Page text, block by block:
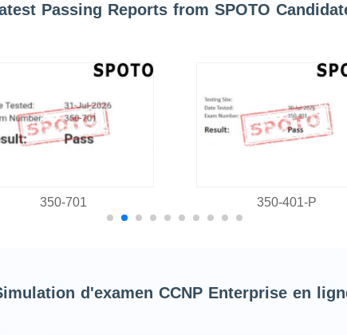
Passing Reports from SPOTO
350-701 350-401-P
d'examen CCNP Enterprise en